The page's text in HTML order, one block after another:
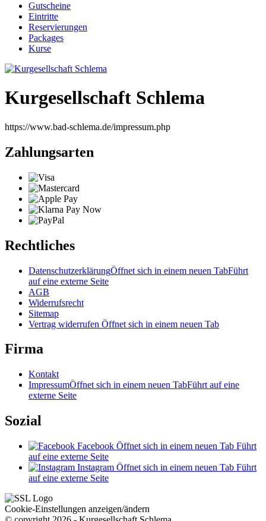
Gutscheine
Eintritte
Reservierungen
Packages
Kurse
Kurgesellschaft Schlema
https://www.bad-schlema.de/impressum.php
Zahlungsarten
Rechtliches
DatenschutzerklärungÖffnet sich in einem neuen TabFührt
auf eine externe Seite
AGB
Widerrufsrecht
Sitemap
Vertrag widerrufen Öffnet sich in einem neuen Tab
Firma
Kontakt
ImpressumÖffnet sich in einem neuen TabFührt auf eine
externe Seite
Sozial
Facebook Öffnet sich in einem neuen Tab Führt
auf eine externe Seite
Instagram Öffnet sich in einem neuen Tab Führt
auf eine externe Seite
Cookie-Einstellungen anzeigen/ändern